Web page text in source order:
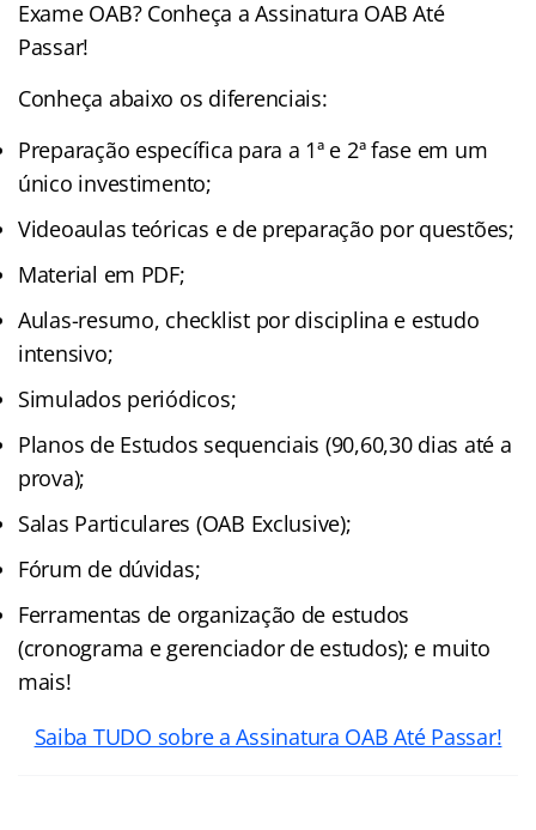
Exame OAB? Conheça a Assinatura OAB Até
Passar!
Conheça abaixo os diferenciais:
Preparação específica para a 1ª e 2ª fase em um
único investimento;
Videoaulas teóricas e de preparação por questões;
Material em PDF;
Aulas-resumo, checklist por disciplina e estudo
intensivo;
Simulados periódicos;
Planos de Estudos sequenciais (90,60,30 dias até a
prova);
Salas Particulares (OAB Exclusive);
Fórum de dúvidas;
Ferramentas de organização de estudos
(cronograma e gerenciador de estudos); e muito
mais!
Saiba TUDO sobre a Assinatura OAB Até Passar!